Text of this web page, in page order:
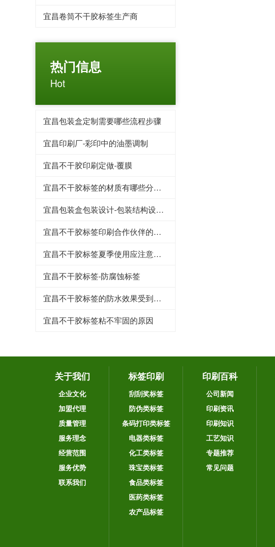
宜昌卷筒不干胶标签生产商
热门信息
Hot
宜昌包装盒定制需要哪些流程步骤
宜昌印刷厂-彩印中的油墨调制
宜昌不干胶印刷定做-覆膜
宜昌不干胶标签的材质有哪些分类呢？
宜昌包装盒包装设计-包装结构设计流程
宜昌不干胶标签印刷合作伙伴的重要因素分析
宜昌不干胶标签夏季使用应注意什么
宜昌不干胶标签-防腐蚀标签
宜昌不干胶标签的防水效果受到多种因素的影响
宜昌不干胶标签粘不牢固的原因
关于我们
企业文化
加盟代理
质量管理
服务理念
经营范围
服务优势
联系我们
标签印刷
刮刮奖标签
防伪类标签
条码打印类标签
电器类标签
化工类标签
珠宝类标签
食品类标签
医药类标签
农产品标签
印刷百科
公司新闻
印刷资讯
印刷知识
工艺知识
专题推荐
常见问题